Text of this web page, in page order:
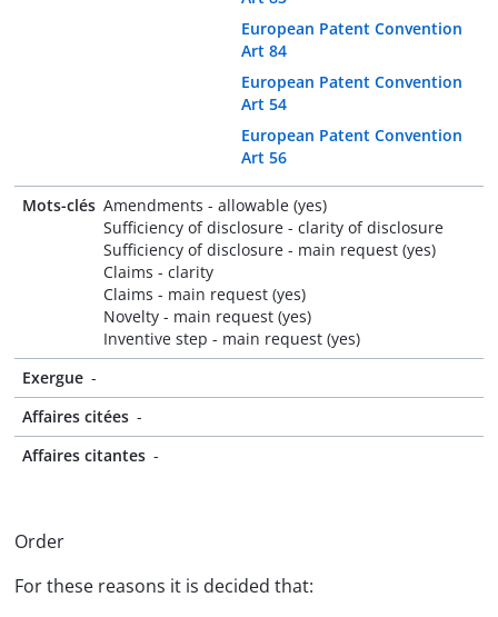
European Patent Convention
Art 84
European Patent Convention
Art 54
European Patent Convention
Art 56
Mots-clés Amendments - allowable (yes)
Sufficiency of disclosure - clarity of disclosure
Sufficiency of disclosure - main request (yes)
Claims - clarity
Claims - main request (yes)
Novelty - main request (yes)
Inventive step - main request (yes)
Exergue -
Affaires citées -
Affaires citantes -
Order
For these reasons it is decided that: